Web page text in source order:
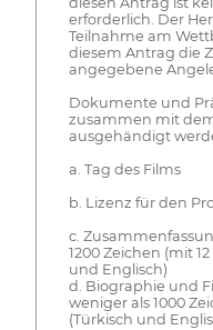
erforderlich. Der
Teilnahme am
diesem Antrag die
angegebene
Dokumente und
zusammen mit
ausgehändigt
a. Tag des Films
b. Lizenz für den
c.
1200 Zeichen (mit
und Englisch)
d. Biographie und
weniger als 1000
(Türkisch und